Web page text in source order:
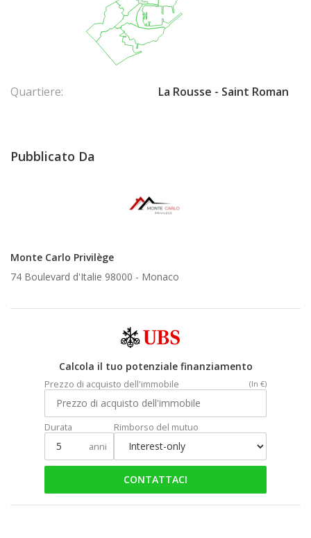
Quartiere: La Rousse - Saint Roman
Pubblicato Da
Monte Carlo Privilège
74 Boulevard d'Italie 98000 - Monaco
Calcola il tuo potenziale finanziamento
Prezzo di acquisto dell'immobile (In €)
Durata
anni
Rimborso del mutuo
CONTATTACI